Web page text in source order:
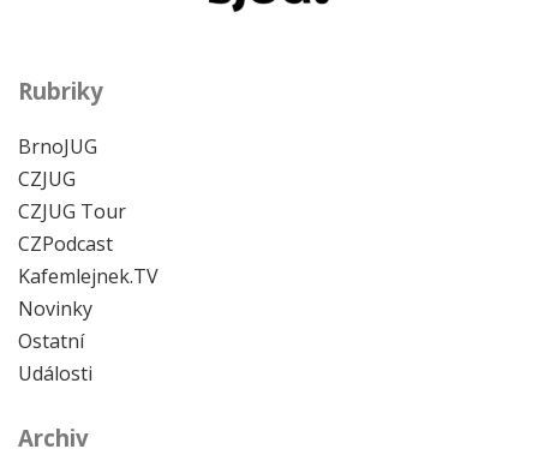
Rubriky
BrnoJUG
CZJUG
CZJUG Tour
CZPodcast
Kafemlejnek.TV
Novinky
Ostatní
Události
Archiv